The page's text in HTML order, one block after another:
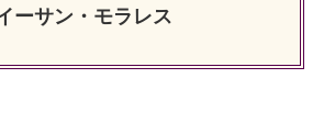
ーサン・モラレス